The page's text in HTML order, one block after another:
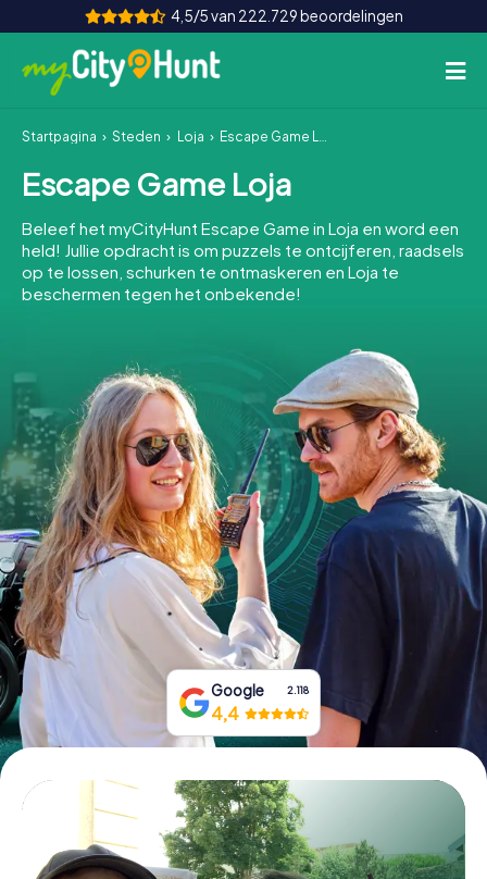
4,5/5 van 222.729 beoordelingen
Hoe het werkt
Steden
Tours
Teamevenement
INT AT CH
DE
ES
FR UK
IE
IT
NL
Boek tickets
Koop cadeaubonnen
Startpagina Steden Loja Escape Game Loja
Escape Game Loja
Beleef het myCityHunt Escape Game in Loja en word een
held! Jullie opdracht is om puzzels te ontcijferen, raadsels
op te lossen, schurken te ontmaskeren en Loja te
beschermen tegen het onbekende!
Google 2.118
4,4